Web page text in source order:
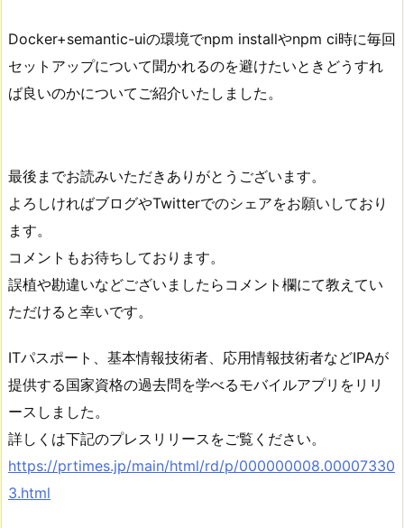
Docker+semantic-uiの環境でnpm installやnpm ci時に毎回
セットアップについて聞かれるのを避けたいときどうすれ
ば良いのかについてご紹介いたしました。
最後までお読みいただきありがとうございます。
よろしければブログやTwitterでのシェアをお願いしており
ます。
コメントもお待ちしております。
誤植や勘違いなどございましたらコメント欄にて教えてい
ただけると幸いです。
ITパスポート、基本情報技術者、応用情報技術者などIPAが
提供する国家資格の過去問を学べるモバイルアプリをリリ
ースしました。
詳しくは下記のプレスリリースをご覧ください。
https://prtimes.jp/main/html/rd/p/000000008.00007330
3.html